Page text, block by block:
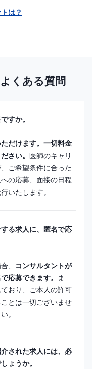
は？
くある質問
すか。
だけます。一切料金
さい。 医師のキャリ
ご希望条件に合った
の応募、面接の日程
いたします。
る求人に、匿名で応
、
コンサルタントが
応募できます。 ま
おり、ご本人の許可
とは一切ございませ
。
された求人には、必
ょうか。